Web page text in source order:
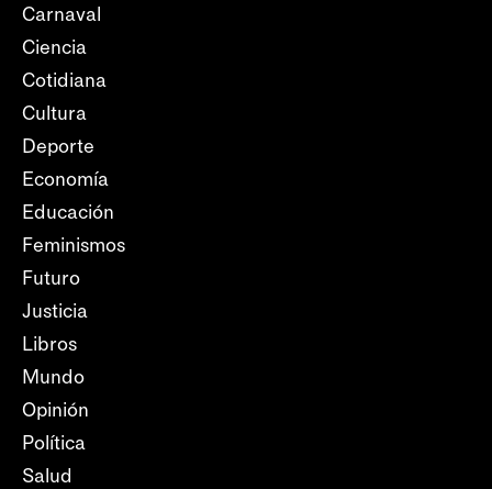
Carnaval
Ciencia
Cotidiana
Cultura
Deporte
Economía
Educación
Feminismos
Futuro
Justicia
Libros
Mundo
Opinión
Política
Salud